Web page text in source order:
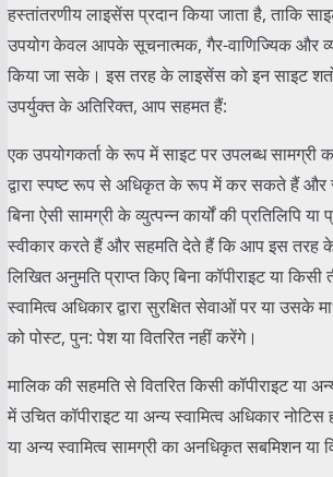
हस्तांतरणीय लाइसेंस प्रदान किया जाता है, ताकि
उपयोग केवल आपके सूचनात्मक, गैर-वाणिज्यिक और
किया जा सके। इस तरह के लाइसेंस को इन साइट
उपर्युक्त के अतिरिक्त, आप सहमत हैं:
एक उपयोगकर्ता के रूप में साइट पर उपलब्ध सामग्री
द्वारा स्पष्ट रूप से अधिकृत के रूप में कर सकते हैं और
बिना ऐसी सामग्री के व्युत्पन्न कार्यों की प्रतिलिपि
स्वीकार करते हैं और सहमति देते हैं कि आप इस तरह
लिखित अनुमति प्राप्त किए बिना कॉपीराइट या
स्वामित्व अधिकार द्वारा सुरक्षित सेवाओं पर या उसके
को पोस्ट, पुन: पेश या वितरित नहीं करेंगे।
मालिक की सहमति से वितरित किसी कॉपीराइट या
में उचित कॉपीराइट या अन्य स्वामित्व अधिकार नोटिस
या अन्य स्वामित्व सामग्री का अनधिकृत सबमिशन या